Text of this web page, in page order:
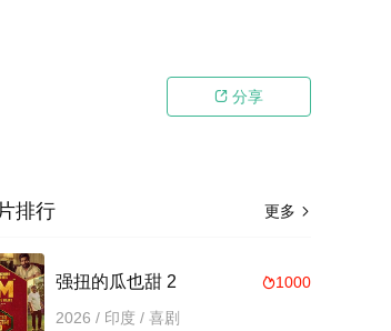
 分享
更多 
排行
1000
强扭的瓜也甜 2
2026 / 印度 / 喜剧